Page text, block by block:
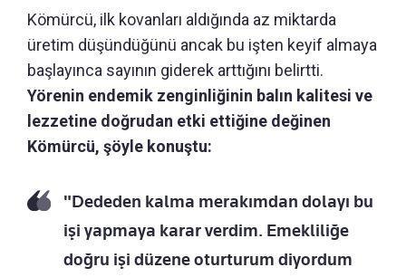
Kömürcü, ilk kovanları aldığında az miktarda
üretim düşündüğünü ancak bu işten keyif almaya
başlayınca sayının giderek arttığını belirtti.
Yörenin endemik zenginliğinin balın kalitesi ve
lezzetine doğrudan etki ettiğine değinen
Kömürcü, şöyle konuştu:
"Dededen kalma merakımdan dolayı bu
işi yapmaya karar verdim. Emekliliğe
doğru işi düzene oturturum diyordum